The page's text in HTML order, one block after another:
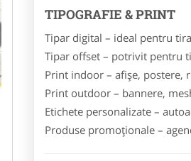
TIPOGRAFIE & PRINT
Tipar digital – ideal pentru
Tipar offset – potrivit pentru
Print indoor – afișe, postere,
Print outdoor – bannere,
Etichete personalizate –
Produse promoționale –